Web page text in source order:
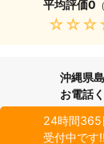
平均評価0
沖縄県
お電話
24時間365
受付中です!!